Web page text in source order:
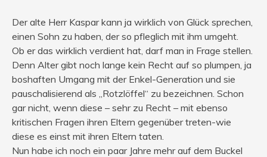
Der alte Herr Kaspar kann ja wirklich von Glück sprechen,
einen Sohn zu haben, der so pfleglich mit ihm umgeht.
Ob er das wirklich verdient hat, darf man in Frage stellen.
Denn Alter gibt noch lange kein Recht auf so plumpen, ja
boshaften Umgang mit der Enkel-Generation und sie
pauschalisierend als „Rotzlöffel“ zu bezeichnen. Schon
gar nicht, wenn diese – sehr zu Recht – mit ebenso
kritischen Fragen ihren Eltern gegenüber treten-wie
diese es einst mit ihren Eltern taten.
Nun habe ich noch ein paar Jahre mehr auf dem Buckel